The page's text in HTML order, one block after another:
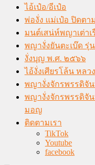
ไอ้เป๋อ/อีเป๋อ
พ่องั่ง แม่เป๋อ ปิดตา
มนต์เสน่ห์พญาเต่าเ
พญางั่งยันตะเบ๊ด รุ่
งั่งบุญ พ.ศ. ๒๕๖๖
ไอ้งั่งเศียรโล้น หลว
พญางั่งจักรพรรดิจัน
พญางั่งจักรพรรดิจัน
มอญ
ติดตามเรา
TikTok
Youtube
facebook